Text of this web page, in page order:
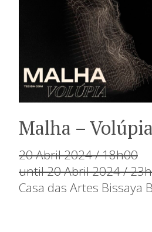
Malha – Volúpia
20 Abril 2024 / 18h00
until 20 Abril 2024 /
Casa das Artes Bissaya